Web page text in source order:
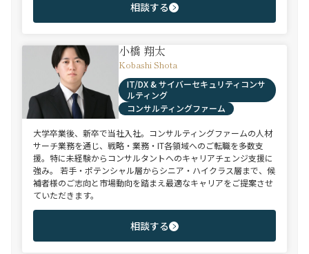
相談する
小橋 翔太
Kobashi Shota
IT/DX & サイバーセキュリティコンサ
ルティング
コンサルティングファーム
大学卒業後、新卒で当社入社。コンサルティングファームの人材
サーチ業務を通じ、戦略・業務・IT各領域へのご転職を多数支
援。特に未経験からコンサルタントへのキャリアチェンジ支援に
強み。 若手・ポテンシャル層からシニア・ハイクラス層まで、候
補者様のご志向と市場動向を踏まえ最適なキャリアをご提案させ
ていただきます。
相談する